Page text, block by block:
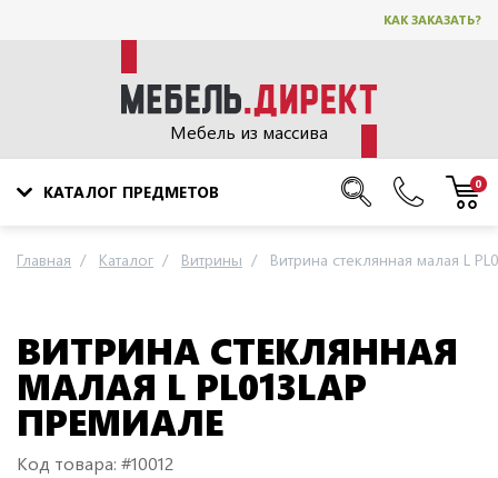
КАК ЗАКАЗАТЬ?
Мебель из массива
КАТАЛОГ ПРЕДМЕТОВ 0
Главная Каталог Витрины Витрина стеклянная малая L
ВИТРИНА СТЕКЛЯННАЯ
МАЛАЯ L PL013LAP
ПРЕМИАЛЕ
Код товара: #10012